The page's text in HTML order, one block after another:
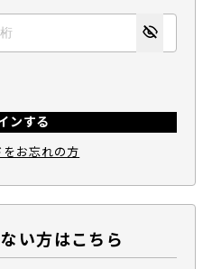
ンする
お忘れの方
い方はこちら